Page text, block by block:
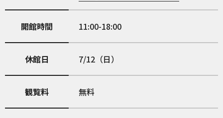
開館時間 11:00-18:00
休館日 7/12（日）
観覧料 無料